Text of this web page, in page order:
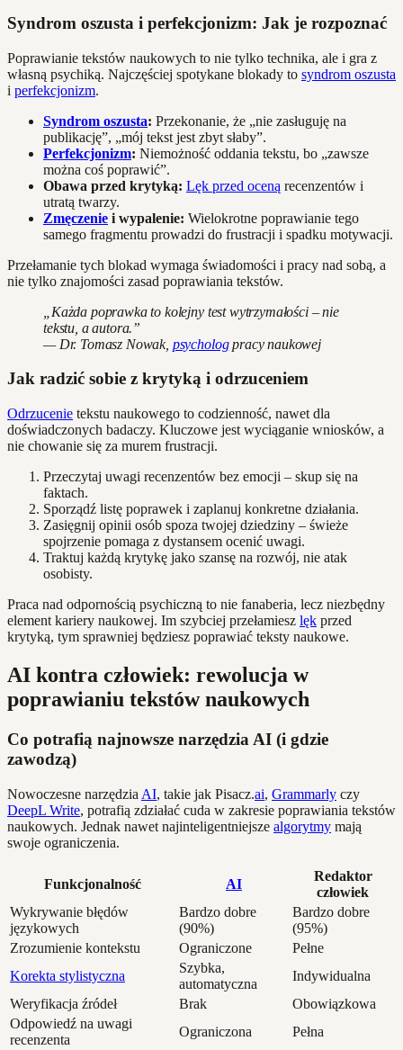
Syndrom oszusta i perfekcjonizm: Jak je rozpoznać
Poprawianie tekstów naukowych to nie tylko technika, ale i gra z
własną psychiką. Najczęściej spotykane blokady to syndrom oszusta
i perfekcjonizm.
Syndrom oszusta: Przekonanie, że „nie zasługuję na
publikację”, „mój tekst jest zbyt słaby”.
Perfekcjonizm: Niemożność oddania tekstu, bo „zawsze
można coś poprawić”.
Obawa przed krytyką: Lęk przed oceną recenzentów i
utratą twarzy.
Zmęczenie i wypalenie: Wielokrotne poprawianie tego
samego fragmentu prowadzi do frustracji i spadku motywacji.
Przełamanie tych blokad wymaga świadomości i pracy nad sobą, a
nie tylko znajomości zasad poprawiania tekstów.
„Każda poprawka to kolejny test wytrzymałości – nie
tekstu, a autora.”
— Dr. Tomasz Nowak, psychologpracy naukowej
Jak radzić sobie z krytyką i odrzuceniem
Odrzucenie tekstu naukowego to codzienność, nawet dla
doświadczonych badaczy. Kluczowe jest wyciąganie wniosków, a
nie chowanie się za murem frustracji.
Przeczytaj uwagi recenzentów bez emocji – skup się na
faktach.
Sporządź listę poprawek i zaplanuj konkretne działania.
Zasięgnij opinii osób spoza twojej dziedziny – świeże
spojrzenie pomaga z dystansem ocenić uwagi.
Traktuj każdą krytykę jako szansę na rozwój, nie atak
osobisty.
Praca nad odpornością psychiczną to nie fanaberia, lecz niezbędny
element kariery naukowej. Im szybciej przełamiesz lęk przed
krytyką, tym sprawniej będziesz poprawiać teksty naukowe.
AI kontra człowiek: rewolucja w
poprawianiu tekstów naukowych
Co potrafią najnowsze narzędzia AI (i gdzie
zawodzą)
Nowoczesne narzędzia AI, takie jak Pisacz.ai, Grammarly czy
DeepL Write, potrafią zdziałać cuda w zakresie poprawiania tekstów
naukowych. Jednak nawet najinteligentniejsze algorytmy mają
swoje ograniczenia.
Funkcjonalność AI
Redaktor
człowiek
Wykrywanie błędów
językowych
Bardzo dobre
(90%)
Bardzo dobre
(95%)
Zrozumienie kontekstu
Ograniczone
Pełne
Korekta stylistyczna
Szybka,
automatyczna
Indywidualna
Weryfikacja źródeł
Brak
Obowiązkowa
Odpowiedź na uwagi
recenzenta
Ograniczona Pełna